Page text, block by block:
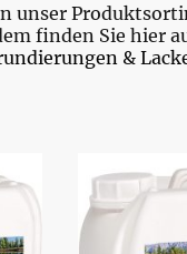
unser
finden Sie hier
&